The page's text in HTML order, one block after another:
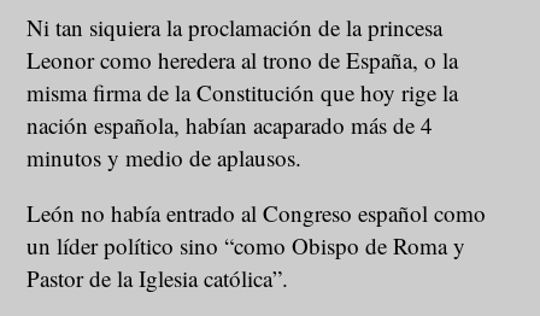
Ni tan siquiera la proclamación de la princesa
Leonor como heredera al trono de España, o la
misma firma de la Constitución que hoy rige la
nación española, habían acaparado más de 4
minutos y medio de aplausos.
León no había entrado al Congreso español como
un líder político sino “como Obispo de Roma y
Pastor de la Iglesia católica”.